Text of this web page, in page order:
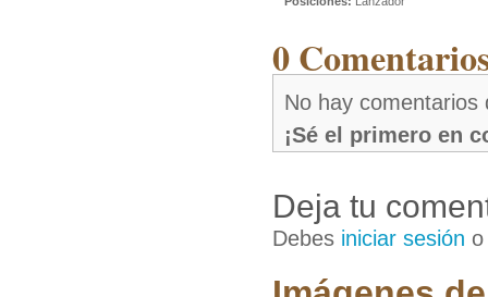
0
No hay comentarios
¡Sé el primero en
Deja tu
Debes iniciar sesión